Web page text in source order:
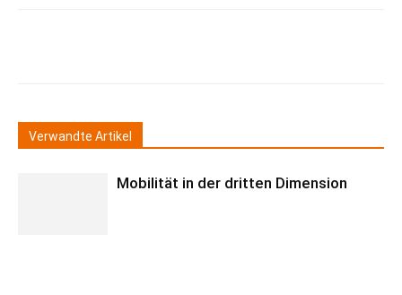
Verwandte Artikel
Mobilität in der dritten Dimension